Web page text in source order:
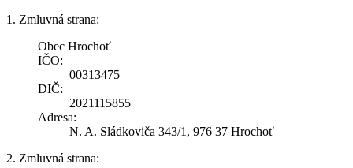
1. Zmluvná strana:
Obec Hrochoť
IČO:
00313475
DIČ:
2021115855
Adresa:
N. A. Sládkoviča 343/1, 976 37 Hrochoť
2. Zmluvná strana: